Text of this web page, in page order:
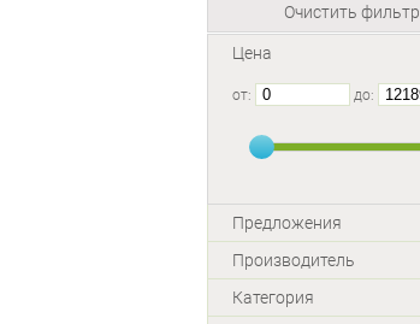
Очистить фильтр
Цена
от: до:
Предложения
Производитель
Категория